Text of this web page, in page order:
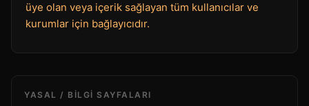
üye olan veya içerik sağlayan tüm kullanıcılar ve
kurumlar için bağlayıcıdır.
YASAL / BILGI SAYFALARI